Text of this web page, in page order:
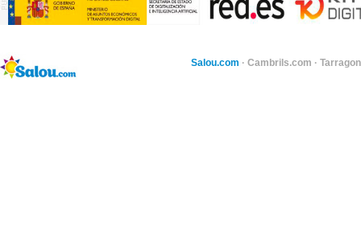
Salou.com · Cambrils.com ·